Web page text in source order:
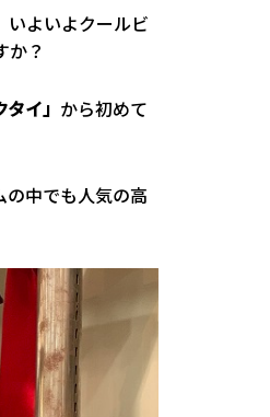
いよいよクールビ
か？
タイ」 から初めて
中でも人気の高